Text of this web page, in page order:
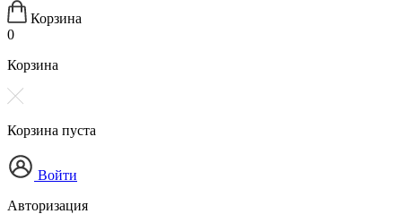
Корзина
0
Корзина
Корзина пуста
Войти
Авторизация